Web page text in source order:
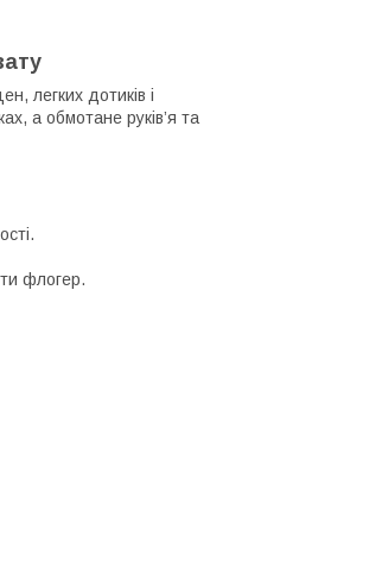
легких дотиків і
а обмотане руків’я та
флогер.